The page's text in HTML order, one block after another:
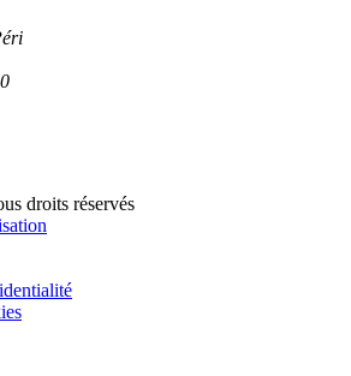
droits réservés